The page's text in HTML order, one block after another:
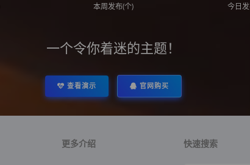
本周发布(个) 今日
一个令你着迷的主题！
查看演示 官网购买
更多介绍 快速搜索